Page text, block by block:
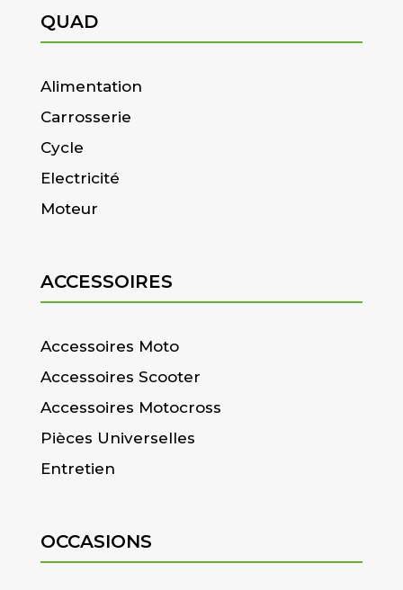
QUAD
Alimentation
Carrosserie
Cycle
Electricité
Moteur
ACCESSOIRES
Accessoires Moto
Accessoires Scooter
Accessoires Motocross
Pièces Universelles
Entretien
OCCASIONS